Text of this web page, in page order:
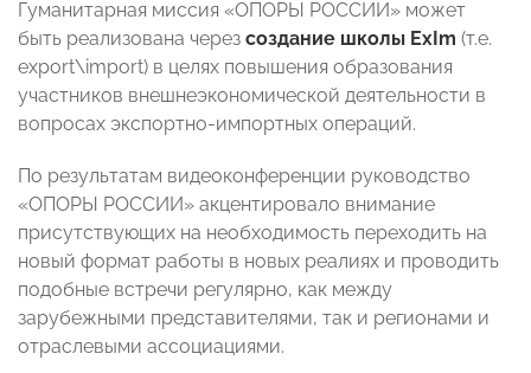
Гуманитарная миссия «ОПОРЫ РОССИИ» может
быть реализована через создание школы ExIm (т.е.
export\import) в целях повышения образования
участников внешнеэкономической деятельности в
вопросах экспортно-импортных операций.
По результатам видеоконференции руководство
«ОПОРЫ РОССИИ» акцентировало внимание
присутствующих на необходимость переходить на
новый формат работы в новых реалиях и проводить
подобные встречи регулярно, как между
зарубежными представителями, так и регионами и
отраслевыми ассоциациями.